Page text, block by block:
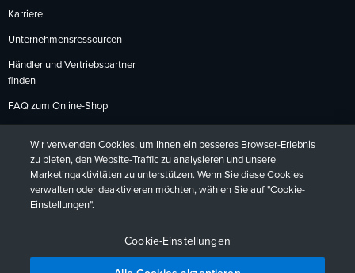
Karriere
Unternehmensressourcen
Händler und Vertriebspartner
finden
FAQ zum Online-Shop
Rückgabebedingungen
DeutschFrançaisEspañol日本語
Wir verwenden Cookies, um Ihnen ein besseres Browser-Erlebnis
zu bieten, den Website-Traffic zu analysieren und unsere
Marketingaktivitäten zu unterstützen. Wenn Sie diese Cookies
verwalten oder deaktivieren möchten, wählen Sie auf "Cookie-
Einstellungen".
Cookie-Einstellungen